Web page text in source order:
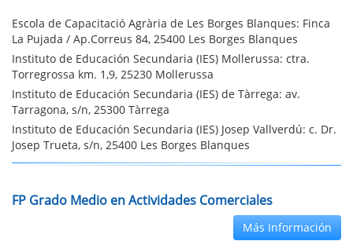
Escola de Capacitació Agrària de Les Borges Blanques: Finca
La Pujada / Ap.Correus 84, 25400 Les Borges Blanques
Instituto de Educación Secundaria (IES) Mollerussa: ctra.
Torregrossa km. 1,9, 25230 Mollerussa
Instituto de Educación Secundaria (IES) de Tàrrega: av.
Tarragona, s/n, 25300 Tàrrega
Instituto de Educación Secundaria (IES) Josep Vallverdú: c. Dr.
Josep Trueta, s/n, 25400 Les Borges Blanques
FP Grado Medio en Actividades Comerciales
Más Información